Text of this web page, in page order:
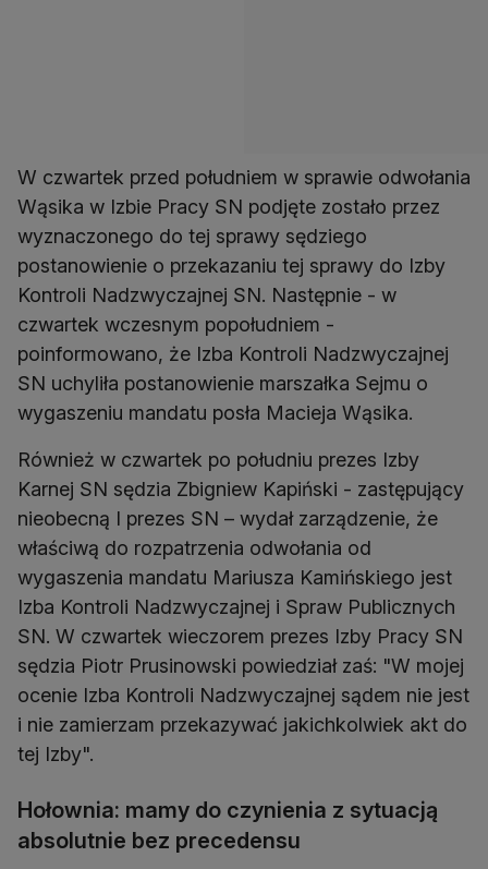
W czwartek przed południem w sprawie odwołania
Wąsika w Izbie Pracy SN podjęte zostało przez
wyznaczonego do tej sprawy sędziego
postanowienie o przekazaniu tej sprawy do Izby
Kontroli Nadzwyczajnej SN. Następnie - w
czwartek wczesnym popołudniem -
poinformowano, że Izba Kontroli Nadzwyczajnej
SN uchyliła postanowienie marszałka Sejmu o
wygaszeniu mandatu posła Macieja Wąsika.
Również w czwartek po południu prezes Izby
Karnej SN sędzia Zbigniew Kapiński - zastępujący
nieobecną I prezes SN – wydał zarządzenie, że
właściwą do rozpatrzenia odwołania od
wygaszenia mandatu Mariusza Kamińskiego jest
Izba Kontroli Nadzwyczajnej i Spraw Publicznych
SN. W czwartek wieczorem prezes Izby Pracy SN
sędzia Piotr Prusinowski powiedział zaś: "W mojej
ocenie Izba Kontroli Nadzwyczajnej sądem nie jest
i nie zamierzam przekazywać jakichkolwiek akt do
tej Izby".
Hołownia: mamy do czynienia z sytuacją
absolutnie bez precedensu